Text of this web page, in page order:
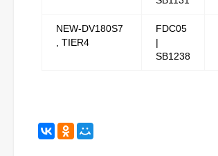
NEW-DV180S7
, TIER4
FDC05
|
SB1238